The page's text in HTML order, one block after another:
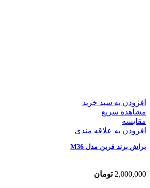
افزودن به سبد خرید
مشاهده سریع
مقایسه
افزودن به علاقه مندی
براش برند فرین مدل M36
2,000,000 تومان